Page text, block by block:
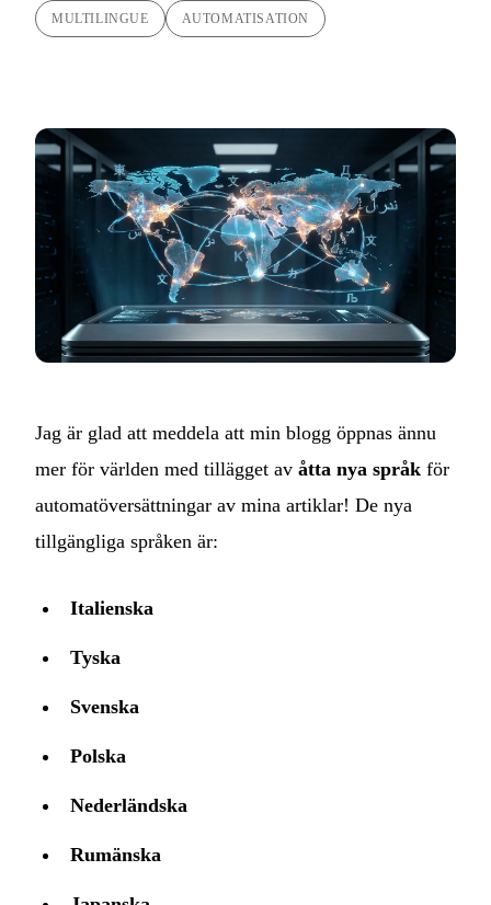
MULTILINGUE AUTOMATISATION
Jag är glad att meddela att min blogg öppnas ännu
mer för världen med tillägget av åtta nya språk för
automatöversättningar av mina artiklar! De nya
tillgängliga språken är:
Italienska
Tyska
Svenska
Polska
Nederländska
Rumänska